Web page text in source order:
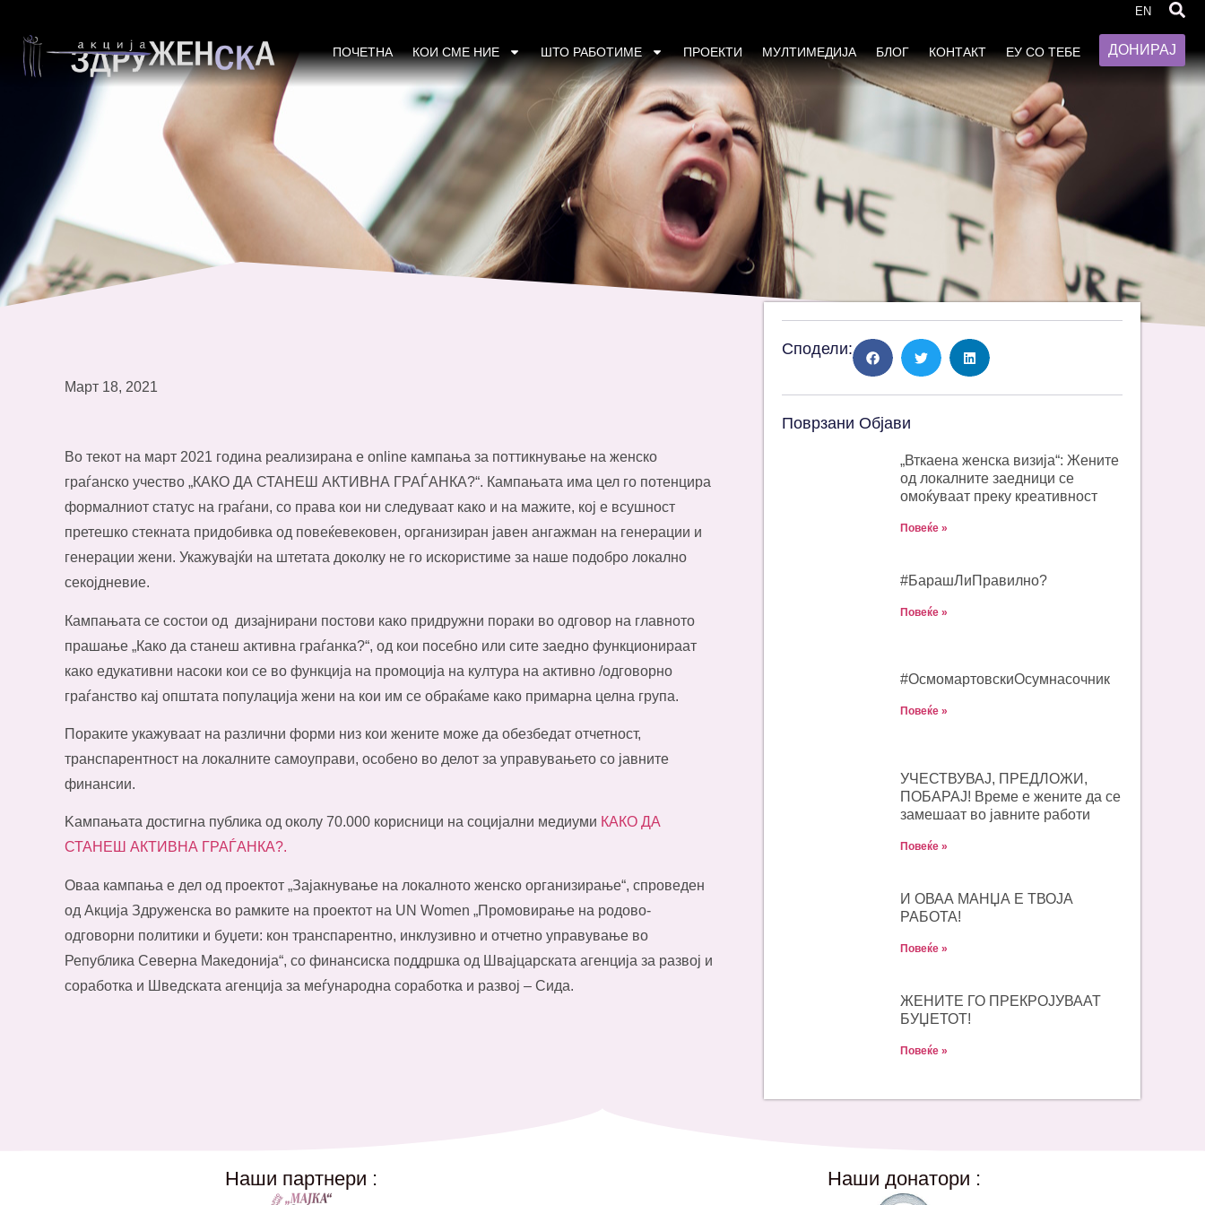
EN
ПОЧЕТНА КОИ СМЕ НИЕ ШТО РАБОТИМЕ ПРОЕКТИ МУЛТИМЕДИЈА БЛОГ КОНТАКТ ЕУ СО ТЕБЕ ДОНИРАЈ
Март 18, 2021
Во текот на март 2021 година реализирана е online кампања за поттикнување на женско
граѓанско учество „КАКО ДА СТАНЕШ АКТИВНА ГРАЃАНКА?“. Кампањата има цел го потенцира
формалниот статус на граѓани, со права кои ни следуваат како и на мажите, кој е всушност
претешко стекната придобивка од повеќевековен, организиран јавен ангажман на генерации и
генерации жени. Укажувајќи на штетата доколку не го искористиме за наше подобро локално
секојдневие.
Кампањата се состои од дизајнирани постови како придружни пораки во одговор на главното
прашање „Како да станеш активна граѓанка?“, од кои посебно или сите заедно функционираат
како едукативни насоки кои се во функција на промоција на култура на активно /одговорно
граѓанство кај општата популација жени на кои им се обраќаме како примарна целна група.
Пораките укажуваат на различни форми низ кои жените може да обезбедат отчетност,
транспарентност на локалните самоуправи, особено во делот за управувањето со јавните
финансии.
Kампањата достигна публика од околу 70.000 корисници на социјални медиуми КАКО ДА
СТАНЕШ АКТИВНА ГРАЃАНКА?.
Оваа кампања е дел од проектот „Зајакнување на локалното женско организирање“, спроведен
од Акција Здруженска во рамките на проектот на UN Women „Промовирање на родово-
одговорни политики и буџети: кон транспарентно, инклузивно и отчетно управување во
Република Северна Македонија“, со финансиска поддршка од Швајцарската агенција за развој и
соработка и Шведската агенција за меѓународна соработка и развој – Сида.
Сподели:
Поврзани Објави
„Вткаена женска визија“: Жените
од локалните заедници се
омоќуваат преку креативност
Повеќе »
#БарашЛиПравилно?
Повеќе »
#ОсмомартовскиOсумнасочник
Повеќе »
УЧЕСТВУВАЈ, ПРЕДЛОЖИ,
ПОБАРАЈ! Време е жените да се
замешаат во јавните работи
Повеќе »
И ОВАА МАНЏА Е ТВОЈА
РАБОТА!
Повеќе »
ЖЕНИТЕ ГО ПРЕКРОЈУВААТ
БУЏЕТОТ!
Повеќе »
Наши партнери : Наши донатори :